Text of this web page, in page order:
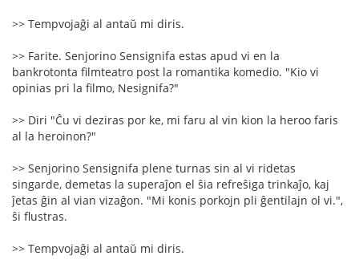
>> Tempvojaĝi al antaŭ mi diris.
>> Farite. Senjorino Sensignifa estas apud vi en la
bankrotonta filmteatro post la romantika komedio. "Kio vi
opinias pri la filmo, Nesignifa?"
>> Diri "Ĉu vi deziras por ke, mi faru al vin kion la heroo faris
al la heroinon?"
>> Senjorino Sensignifa plene turnas sin al vi ridetas
singarde, demetas la superaĵon el ŝia refreŝiga trinkaĵo, kaj
ĵetas ĝin al vian vizaĝon. "Mi konis porkojn pli ĝentilajn ol vi.",
ŝi flustras.
>> Tempvojaĝi al antaŭ mi diris.